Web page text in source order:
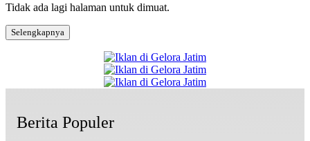
Tidak ada lagi halaman untuk dimuat.
Selengkapnya
Berita Populer